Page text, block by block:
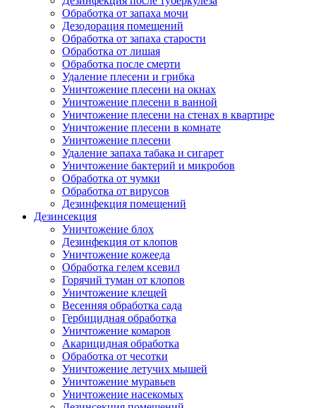
Обработка от запаха мочи
Дезодорация помещений
Обработка от запаха старости
Обработка от лишая
Обработка после смерти
Удаление плесени и грибка
Уничтожение плесени на окнах
Уничтожение плесени в ванной
Уничтожение плесени на стенах в квартире
Уничтожение плесени в комнате
Уничтожение плесени
Удаление запаха табака и сигарет
Уничтожение бактерий и микробов
Обработка от чумки
Обработка от вирусов
Дезинфекция помещений
Дезинсекция
Уничтожение блох
Дезинфекция от клопов
Уничтожение кожееда
Обработка гелем ксевил
Горячий туман от клопов
Уничтожение клещей
Весенняя обработка сада
Гербицидная обработка
Уничтожение комаров
Акарицидная обработка
Обработка от чесотки
Уничтожение летучих мышей
Уничтожение муравьев
Уничтожение насекомых